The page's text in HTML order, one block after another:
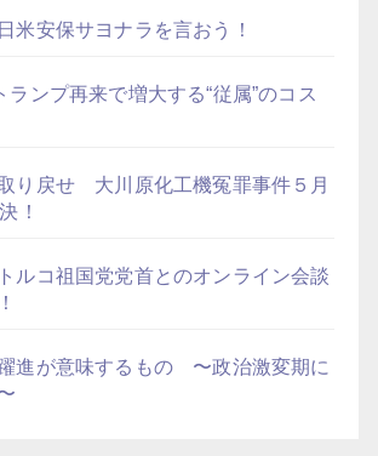
米安保サヨナラを言おう！
ランプ再来で増大する“従属”のコス
り戻せ 大川原化工機冤罪事件５月
！
ルコ祖国党党首とのオンライン会談
進が意味するもの 〜政治激変期に